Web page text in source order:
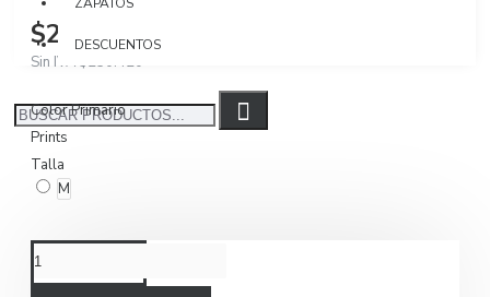
DESCUENTOS
$298.000
Sin IVA $250.420
Color Primario
Prints
Talla
M